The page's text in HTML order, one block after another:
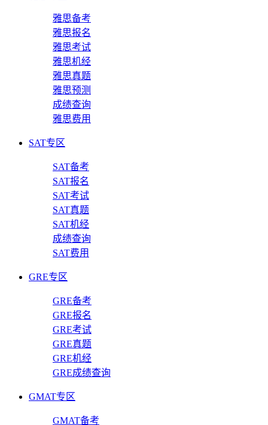
雅思备考
雅思报名
雅思考试
雅思机经
雅思真题
雅思预测
成绩查询
雅思费用
SAT专区
SAT备考
SAT报名
SAT考试
SAT真题
SAT机经
成绩查询
SAT费用
GRE专区
GRE备考
GRE报名
GRE考试
GRE真题
GRE机经
GRE成绩查询
GMAT专区
GMAT备考